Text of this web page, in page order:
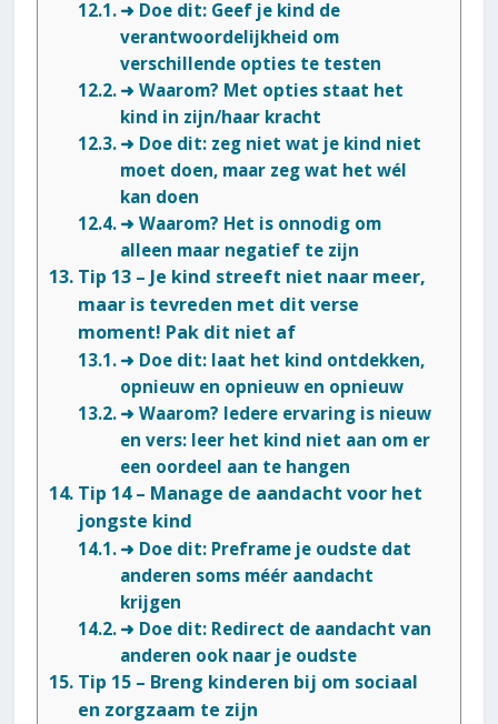
➜ Doe dit: Geef je kind de
verantwoordelijkheid om
verschillende opties te testen
➜ Waarom? Met opties staat het
kind in zijn/haar kracht
➜ Doe dit: zeg niet wat je kind niet
moet doen, maar zeg wat het wél
kan doen
➜ Waarom? Het is onnodig om
alleen maar negatief te zijn
Tip 13 – Je kind streeft niet naar meer,
maar is tevreden met dit verse
moment! Pak dit niet af
➜ Doe dit: laat het kind ontdekken,
opnieuw en opnieuw en opnieuw
➜ Waarom? Iedere ervaring is nieuw
en vers: leer het kind niet aan om er
een oordeel aan te hangen
Tip 14 – Manage de aandacht voor het
jongste kind
➜ Doe dit: Preframe je oudste dat
anderen soms méér aandacht
krijgen
➜ Doe dit: Redirect de aandacht van
anderen ook naar je oudste
Tip 15 – Breng kinderen bij om sociaal
en zorgzaam te zijn